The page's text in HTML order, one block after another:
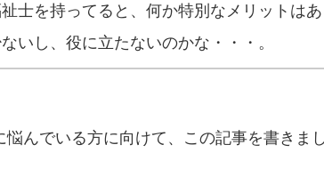
士を持ってると、何か特別なメリットは
いし、役に立たないのかな・・・。
悩んでいる方に向けて、この記事を書きまし